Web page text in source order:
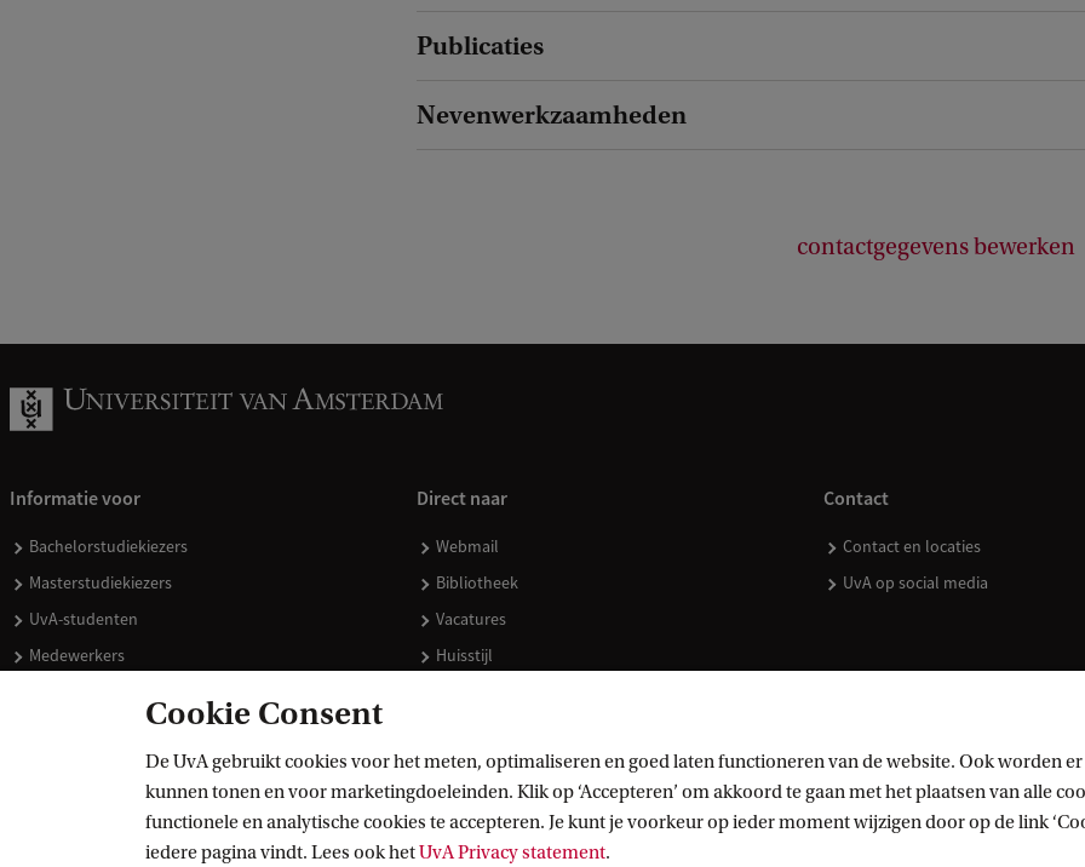
Publicaties
Nevenwerkzaamheden
contactgegevens bewerken
Informatie voor
Bachelorstudiekiezers
Masterstudiekiezers
UvA-studenten
Medewerkers
Schooldecanen en vakdocenten
Direct naar
Webmail
Bibliotheek
Vacatures
Huisstijl
Contact
Contact en locaties
UvA op social media
Cookie Consent
De UvA gebruikt cookies voor het meten, optimaliseren en goed laten functioneren van de website. Ook worden
kunnen tonen en voor marketingdoeleinden. Klik op ‘Accepteren’ om akkoord te gaan met het plaatsen van alle
functionele en analytische cookies te accepteren. Je kunt je voorkeur op ieder moment wijzigen door op de link
iedere pagina vindt. Lees ook hetUvA Privacy statement.